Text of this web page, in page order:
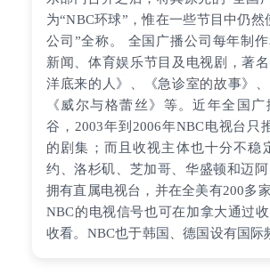
为“NBC环球”，惟在一些节目中仍然
公司”全称。 全国广播公司每年制
新闻、体育娱乐节目及电视剧，著
洋底来的人》、《急诊室的故事》、
《威尔与格蕾丝》等。近年全国
谷，2003年到2006年NBC电视台只
的剧集；而且收视主体也十分不稳
约、洛杉矶、芝加哥、华盛顿和迈
拥有直属电视台，并在全美有200多
NBC的电视信号也可在加拿大通过
收看。NBC也于韩国、德国设有国际